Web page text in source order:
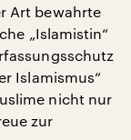
Art bewahrte
„Islamistin“
Islamismus“
nicht nur
zur